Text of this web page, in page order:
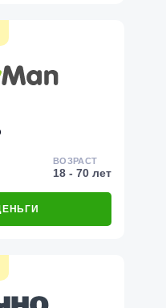
ВОЗРАСТ
18 - 70 лет